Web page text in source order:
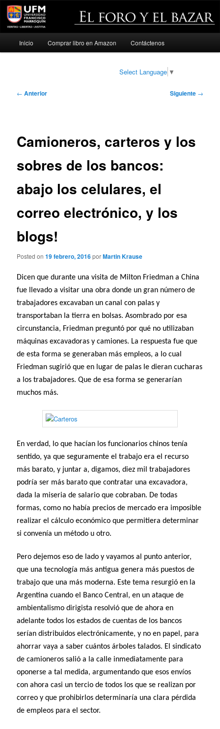
Ir
Inicio Comprar libro en Amazon Contáctenos
Select Language ▼
Navegación
← Anterior Siguiente →
Camioneros, carteros y los
sobres de los bancos:
abajo los celulares, el
correo electrónico, y los
blogs!
Posted on19 febrero, 2016porMartin Krause
Dicen que durante una visita de Milton Friedman a China
fue llevado a visitar una obra donde un gran número de
trabajadores excavaban un canal con palas y
transportaban la tierra en bolsas. Asombrado por esa
circunstancia, Friedman preguntó por qué no utilizaban
máquinas excavadoras y camiones. La respuesta fue que
de esta forma se generaban más empleos, a lo cual
Friedman sugirió que en lugar de palas le dieran cucharas
a los trabajadores. Que de esa forma se generarían
muchos más.
En verdad, lo que hacían los funcionarios chinos tenía
sentido, ya que seguramente el trabajo era el recurso
más barato, y juntar a, digamos, diez mil trabajadores
podría ser más barato que contratar una excavadora,
dada la miseria de salario que cobraban. De todas
formas, como no había precios de mercado era imposible
realizar el cálculo económico que permitiera determinar
si convenía un método u otro.
Pero dejemos eso de lado y vayamos al punto anterior,
que una tecnología más antigua genera más puestos de
trabajo que una más moderna. Este tema resurgió en la
Argentina cuando el Banco Central, en un ataque de
ambientalismo dirigista resolvió que de ahora en
adelante todos los estados de cuentas de los bancos
serían distribuidos electrónicamente, y no en papel, para
ahorrar vaya a saber cuántos árboles talados. El sindicato
de camioneros salió a la calle inmediatamente para
oponerse a tal medida, argumentando que esos envíos
con ahora casi un tercio de todos los que se realizan por
correo y que prohibirlos determinaría una clara pérdida
de empleos para el sector.